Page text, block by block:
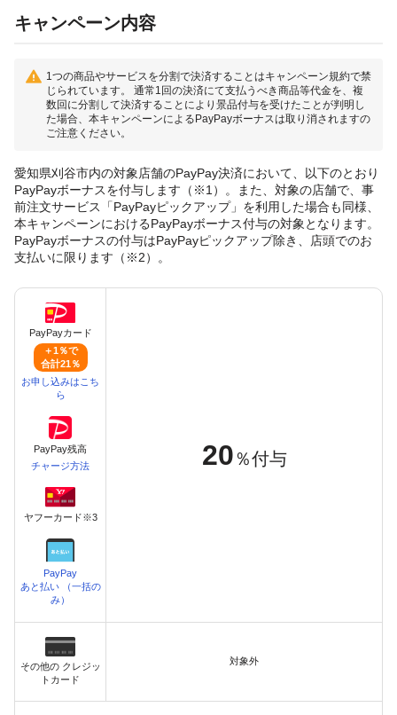
キャンペーン内容
1つの商品やサービスを分割で決済することはキャンペーン規約で禁
じられています。 通常1回の決済にて支払うべき商品等代金を、複
数回に分割して決済することにより景品付与を受けたことが判明し
た場合、本キャンペーンによるPayPayボーナスは取り消されますの
ご注意ください。
愛知県刈谷市内の対象店舗のPayPay決済において、以下のとおり
PayPayボーナスを付与します（※1）。また、対象の店舗で、事
前注文サービス「PayPayピックアップ」を利用した場合も同様、
本キャンペーンにおけるPayPayボーナス付与の対象となります。
PayPayボーナスの付与はPayPayピックアップ除き、店頭でのお
支払いに限ります（※2）。
PayPayカード
＋1％で
合計21％
お申し込みはこち
ら
PayPay残高
チャージ方法
ヤフーカード※3
PayPay
あと払い （一括の
み）
20 ％付与
その他の クレジッ
トカード
対象外